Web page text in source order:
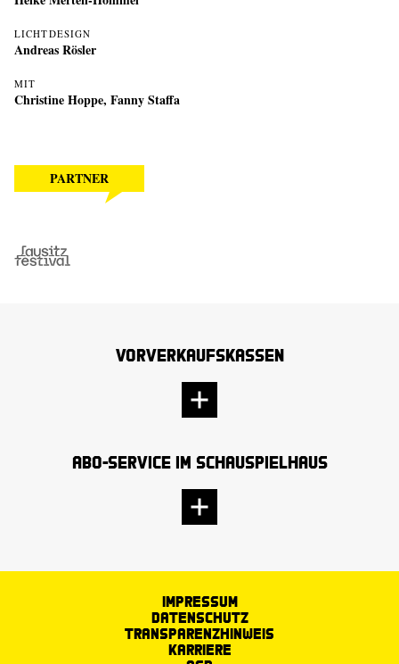
LICHTDESIGN
Andreas Rösler
MIT
Christine Hoppe, Fanny Staffa
PARTNER
Vorverkaufskassen
Abo-Service im Schauspielhaus
Impressum
Datenschutz
Transparenzhinweis
Karriere